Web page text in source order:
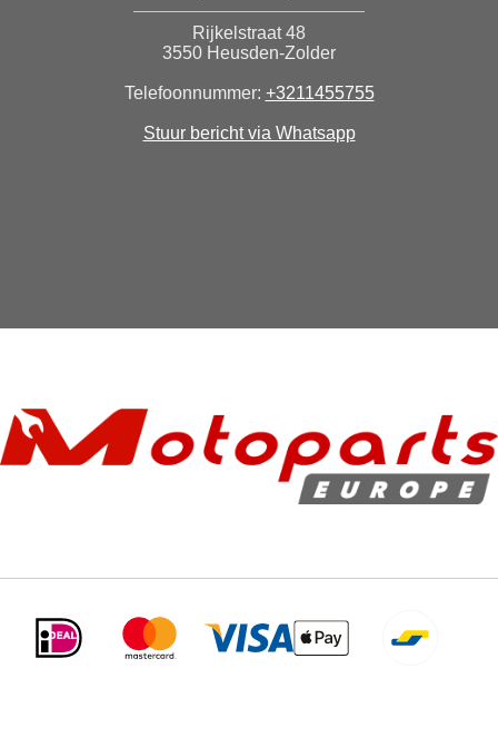
Rijkelstraat 48
3550 Heusden-Zolder
Telefoonnummer: +3211455755
Stuur bericht via Whatsapp